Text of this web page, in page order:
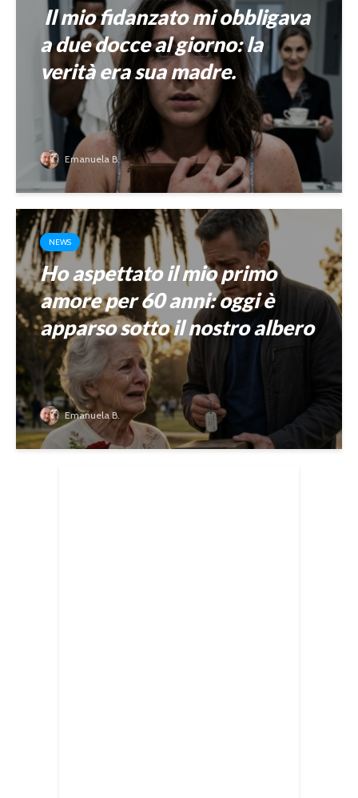
Il mio fidanzato mi obbligava
a due docce al giorno: la
verità era sua madre.
Emanuela B.
NEWS
Ho aspettato il mio primo
amore per 60 anni: oggi è
apparso sotto il nostro albero
Emanuela B.